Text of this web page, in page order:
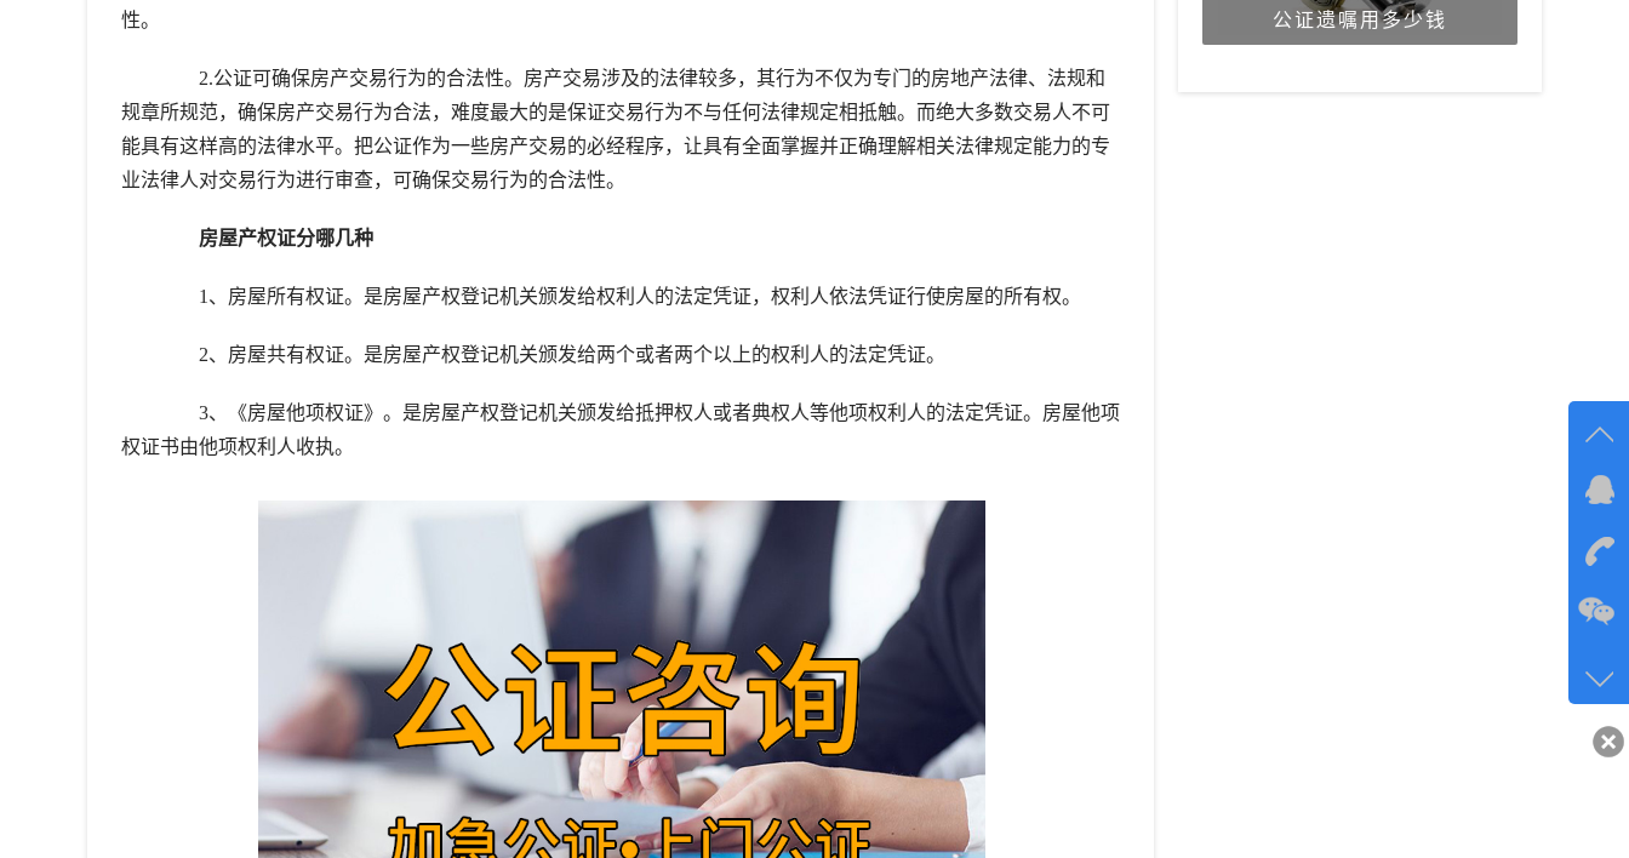
性。
2.公证可确保房产交易行为的合法性。房产交易涉及的法律较多，其行为不仅为专门的房地产法律、法规和
规章所规范，确保房产交易行为合法，难度最大的是保证交易行为不与任何法律规定相抵触。而绝大多数交易人不可
能具有这样高的法律水平。把公证作为一些房产交易的必经程序，让具有全面掌握并正确理解相关法律规定能力的专
业法律人对交易行为进行审查，可确保交易行为的合法性。
房屋产权证分哪几种
1、房屋所有权证。是房屋产权登记机关颁发给权利人的法定凭证，权利人依法凭证行使房屋的所有权。
2、房屋共有权证。是房屋产权登记机关颁发给两个或者两个以上的权利人的法定凭证。
3、《房屋他项权证》。是房屋产权登记机关颁发给抵押权人或者典权人等他项权利人的法定凭证。房屋他项
权证书由他项权利人收执。
公证遗嘱用多少钱
在线
咨询
客服